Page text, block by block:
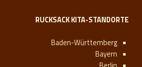
RUCKSACK KITA-STANDORTE
Baden-Württemberg
Bayern